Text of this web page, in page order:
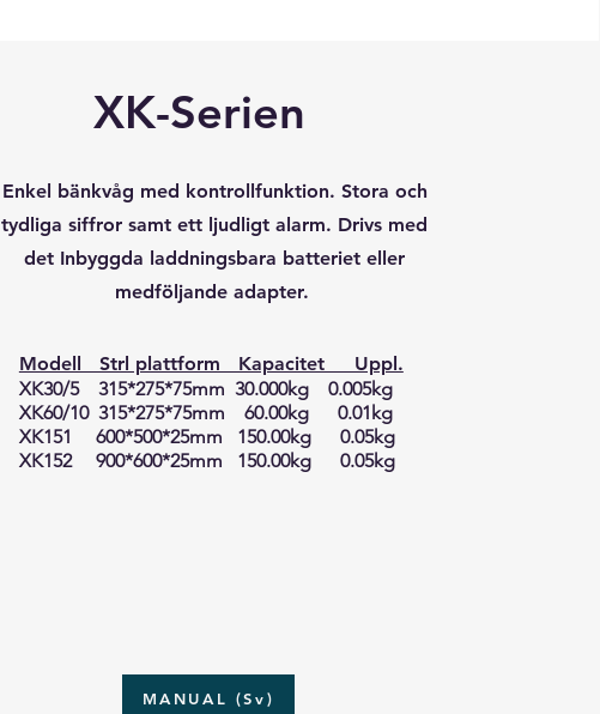
XK-Serien
Enkel bänkvåg med kontrollfunktion. Stora och
tydliga siffror samt ett ljudligt alarm. Drivs med
det Inbyggda laddningsbara batteriet eller
medföljande adapter.
Modell Strl plattform Kapacitet Uppl.
XK30/5 315*275*75mm 30.000kg 0.005kg
XK60/10 315*275*75mm 60.00kg 0.01kg
XK151
600*500*25mm 150.00kg 0.05kg
XK152
900*600*25mm 150.00kg 0.05kg
MANUAL (Sv)